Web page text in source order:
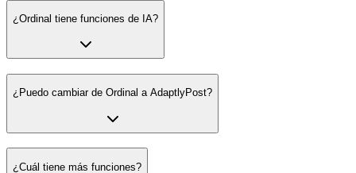
¿Ordinal tiene funciones de IA?
¿Puedo cambiar de Ordinal a AdaptlyPost?
¿Cuál tiene más funciones?